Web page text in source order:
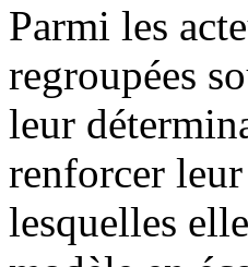
Parmi les
regroupées
leur
renforcer
lesquelles